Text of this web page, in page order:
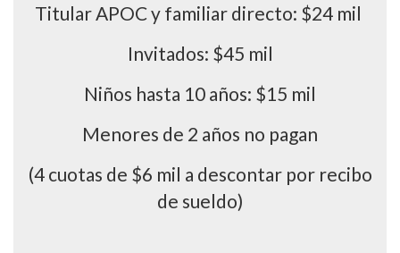
Titular APOC y familiar directo: $24 mil
Invitados: $45 mil
Niños hasta 10 años: $15 mil
Menores de 2 años no pagan
(4 cuotas de $6 mil a descontar por recibo
de sueldo)